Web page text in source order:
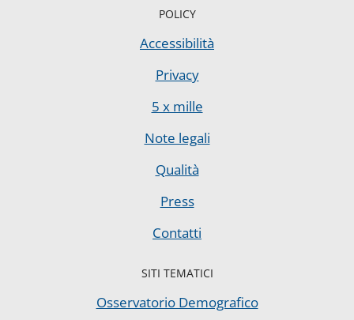
POLICY
Accessibilità
Privacy
5 x mille
Note legali
Qualità
Press
Contatti
SITI TEMATICI
Osservatorio Demografico